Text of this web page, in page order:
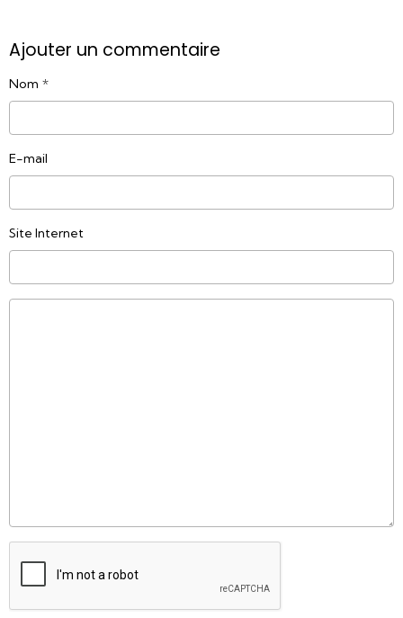
Ajouter un commentaire
Nom
E-mail
Site Internet